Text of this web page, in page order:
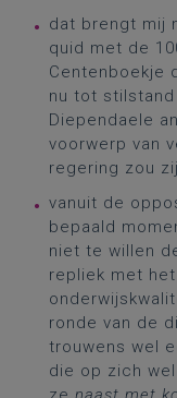
dat brengt mij
quid met de
Centenboekje
nu tot
Diependaele
voorwerp van
regering zou
vanuit de
bepaald
niet te willen
repliek met
ronde van de
trouwens wel
die op zich